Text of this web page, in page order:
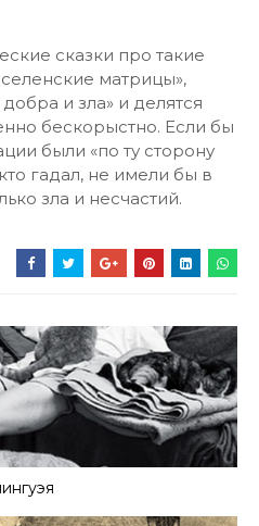
сказки про такие
матрицы»,
и зла» и делятся
бескорыстно. Если бы
были «по ту сторону
гадал, не имели бы в
зла и несчастий.